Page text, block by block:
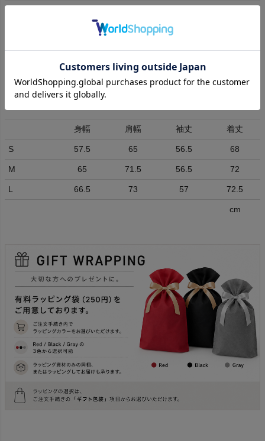
(5,500円以上送料無料)
不可
発送目安日
1～2営業日(取り寄せは更にお時間頂く場合が
ございます)
身幅 肩幅 袖丈 着丈
S 57.5 65 56.5 68
M 65 71.5 56.5 72
L 66.5 73 57 72.5
cm